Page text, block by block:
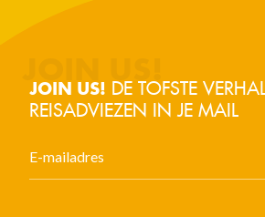
JOIN US! DE TOFSTE
REISADVIEZEN IN JE MAIL